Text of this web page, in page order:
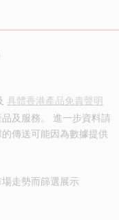
具體香港產品免責聲明
及服務。 進一步資料請
傳送可能因為數據提供
走勢而篩選展示